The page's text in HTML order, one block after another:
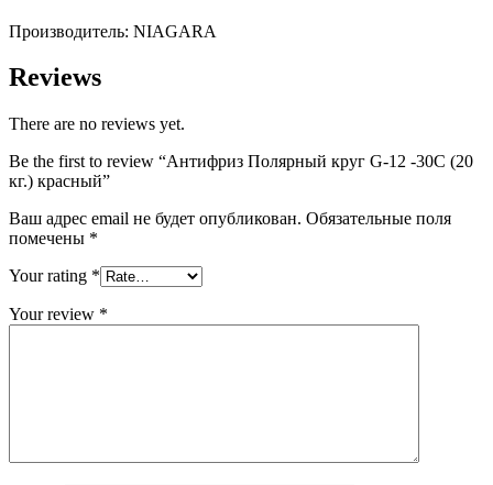
Производитель: NIAGARA
Reviews
There are no reviews yet.
Be the first to review “Антифриз Полярный круг G-12 -30С (20
кг.) красный”
Ваш адрес email не будет опубликован. Обязательные поля
помечены *
Your rating *
Your review *